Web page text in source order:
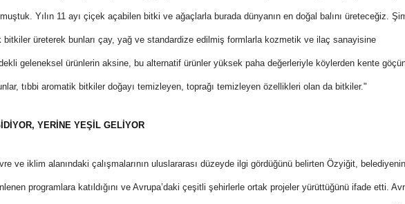
Yılın 11 ayı çiçek açabilen bitki ve ağaçlarla burada dünyanın en doğal balını üreteceğiz.
bitkiler üreterek bunları çay, yağ ve standardize edilmiş formlarla kozmetik ve ilaç sanayisine
geleneksel ürünlerin aksine, bu alternatif ürünler yüksek paha değerleriyle köylerden kente
tıbbi aromatik bitkiler doğayı temizleyen, toprağı temizleyen özellikleri olan da bitkiler."
YERİNE YEŞİL GELİYOR
ve iklim alanındaki çalışmalarının uluslararası düzeyde ilgi gördüğünü belirten Özyiğit,
programlara katıldığını ve Avrupa’daki çeşitli şehirlerle ortak projeler yürüttüğünü ifade etti.